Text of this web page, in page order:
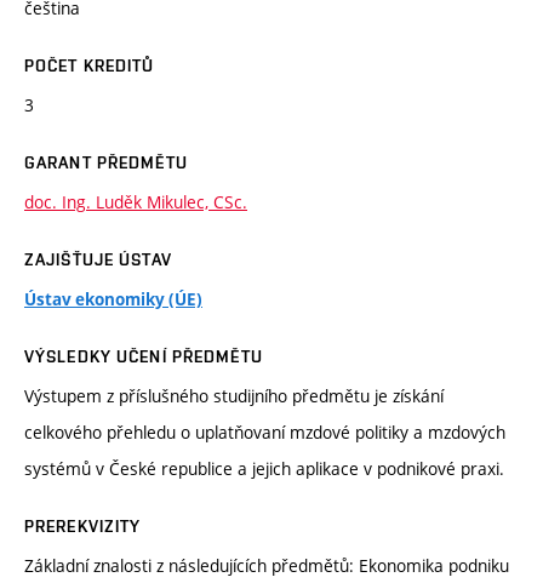
čeština
POČET KREDITŮ
3
GARANT PŘEDMĚTU
doc. Ing. Luděk Mikulec, CSc.
ZAJIŠŤUJE ÚSTAV
Ústav ekonomiky (ÚE)
VÝSLEDKY UČENÍ PŘEDMĚTU
Výstupem z příslušného studijního předmětu je získání
celkového přehledu o uplatňovaní mzdové politiky a mzdových
systémů v České republice a jejich aplikace v podnikové praxi.
PREREKVIZITY
Základní znalosti z následujících předmětů: Ekonomika podniku